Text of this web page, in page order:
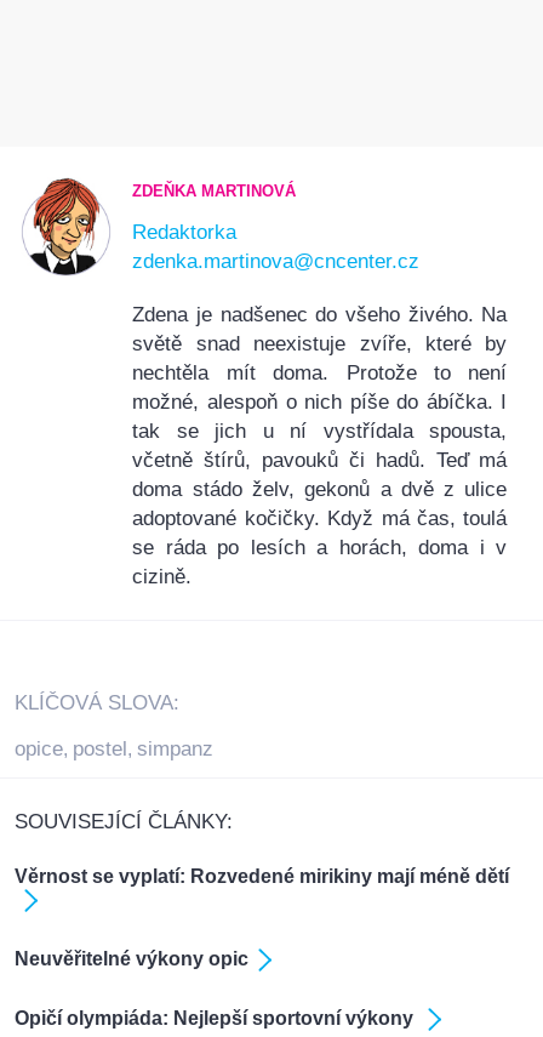
ZDEŇKA MARTINOVÁ
Redaktorka
zdenka.martinova@cncenter.cz
Zdena je nadšenec do všeho živého. Na
světě snad neexistuje zvíře, které by
nechtěla mít doma. Protože to není
možné, alespoň o nich píše do ábíčka. I
tak se jich u ní vystřídala spousta,
včetně štírů, pavouků či hadů. Teď má
doma stádo želv, gekonů a dvě z ulice
adoptované kočičky. Když má čas, toulá
se ráda po lesích a horách, doma i v
cizině.
KLÍČOVÁ SLOVA:
opice, postel, simpanz
SOUVISEJÍCÍ ČLÁNKY:
Věrnost se vyplatí: Rozvedené mirikiny mají méně dětí
Neuvěřitelné výkony opic
Opičí olympiáda: Nejlepší sportovní výkony